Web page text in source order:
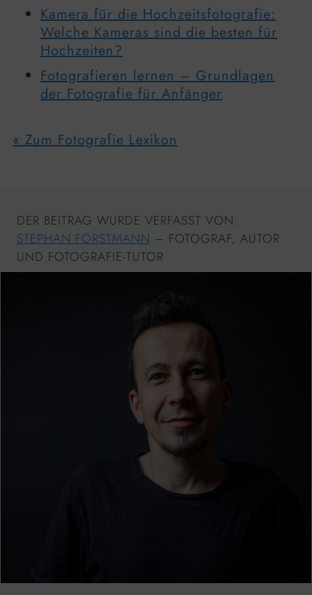
Kamera für die Hochzeitsfotografie:
Welche Kameras sind die besten für
Hochzeiten?
Fotografieren lernen – Grundlagen
der Fotografie für Anfänger
« Zum Fotografie Lexikon
DER BEITRAG WURDE VERFASST VON:
STEPHAN FORSTMANN – FOTOGRAF, AUTOR
UND FOTOGRAFIE-TUTOR